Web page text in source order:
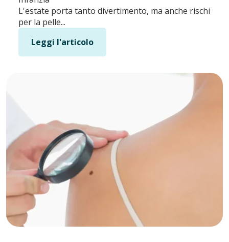
L'estate porta tanto divertimento, ma anche rischi
per la pelle...
Leggi l'articolo